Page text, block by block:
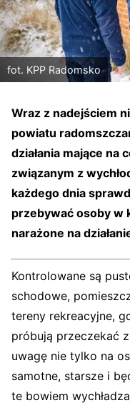
fot. KPP Radomsko
Wraz z nadejściem
powiatu
działania mające na
związanym z
każdego dnia
przebywać osoby w
narażone na
Kontrolowane są
schodowe,
tereny rekreacyjne,
próbują przeczekać
uwagę nie tylko na
samotne, starsze i
te bowiem